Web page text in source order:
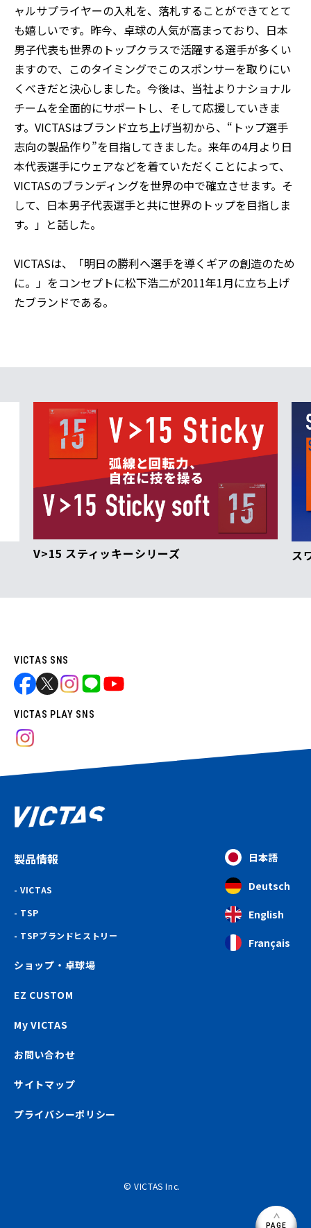
ャルサプライヤーの入札を、落札することができてとて
も嬉しいです。昨今、卓球の人気が高まっており、日本
男子代表も世界のトップクラスで活躍する選手が多くい
ますので、このタイミングでこのスポンサーを取りにい
くべきだと決心しました。今後は、当社よりナショナル
チームを全面的にサポートし、そして応援していきま
す。VICTASはブランド立ち上げ当初から、“トップ選手
志向の製品作り”を目指してきました。来年の4月より日
本代表選手にウェアなどを着ていただくことによって、
VICTASのブランディングを世界の中で確立させます。そ
して、日本男子代表選手と共に世界のトップを目指しま
す。」と話した。
VICTASは、「明日の勝利へ選手を導くギアの創造のため
に。」をコンセプトに松下浩二が2011年1月に立ち上げ
たブランドである。
V>15 スティッキーシリーズ ス
VICTAS SNS
VICTAS PLAY SNS
製品情報
VICTAS
TSP
TSPブランドヒストリー
ショップ・卓球場
EZ CUSTOM
My VICTAS
お問い合わせ
サイトマップ
プライバシーポリシー
日本語
Deutsch
English
Français
© VICTAS Inc.
PAGE